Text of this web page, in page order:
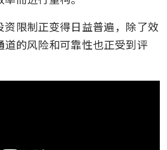
资限制正变得日益普遍，除了效
道的风险和可靠性也正受到评